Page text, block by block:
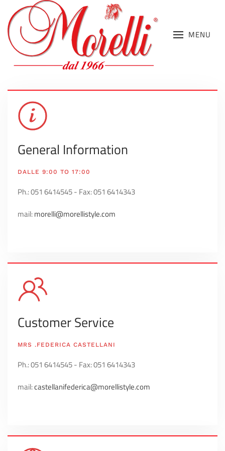
MENU
General Information
DALLE 9:00 TO 17:00
Ph.:051 6414545- Fax:051 6414343
mail:morelli@morellistyle.com
Customer Service
MRS .FEDERICA CASTELLANI
Ph.:051 6414545 - Fax:051 6414343
mail:castellanifederica@morellistyle.com